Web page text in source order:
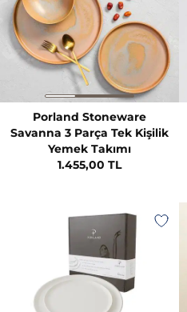
Porland Stoneware
Savanna 3 Parça Tek Kişilik
Yemek Takımı
1.455,00 TL